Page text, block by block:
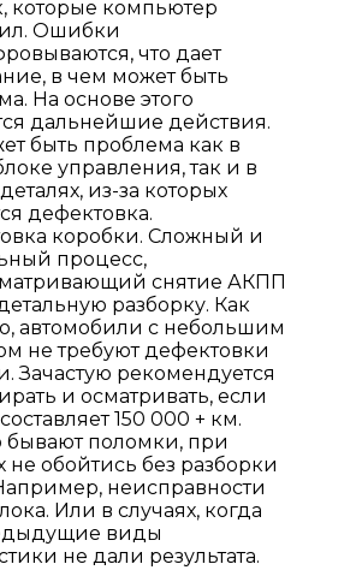
которые компьютер
Ошибки
что дает
в чем может быть
На основе этого
дальнейшие действия.
быть проблема как в
управления, так и в
из-за которых
дефектовка.
коробки. Сложный и
процесс,
снятие АКПП
разборку. Как
автомобили с небольшим
не требуют дефектовки
Зачастую рекомендуется
и осматривать, если
150 000 + км.
поломки, при
не обойтись без разборки
неисправности
Или в случаях, когда
виды
не дали результата.